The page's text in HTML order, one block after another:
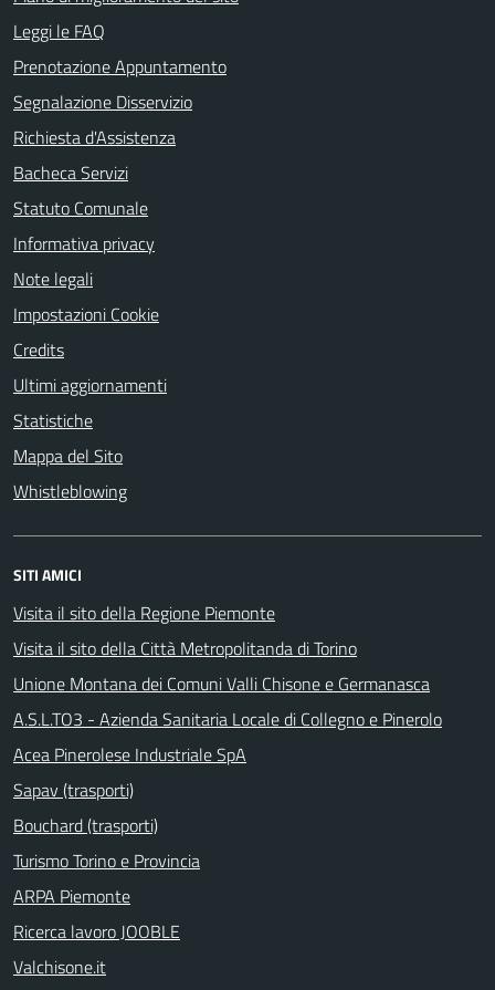
Leggi le FAQ
Prenotazione Appuntamento
Segnalazione Disservizio
Richiesta d'Assistenza
Bacheca Servizi
Statuto Comunale
Informativa privacy
Note legali
Impostazioni Cookie
Credits
Ultimi aggiornamenti
Statistiche
Mappa del Sito
Whistleblowing
SITI AMICI
Visita il sito della Regione Piemonte
Visita il sito della Città Metropolitanda di Torino
Unione Montana dei Comuni Valli Chisone e Germanasca
A.S.L.TO3 - Azienda Sanitaria Locale di Collegno e Pinerolo
Acea Pinerolese Industriale SpA
Sapav (trasporti)
Bouchard (trasporti)
Turismo Torino e Provincia
ARPA Piemonte
Ricerca lavoro JOOBLE
Valchisone.it